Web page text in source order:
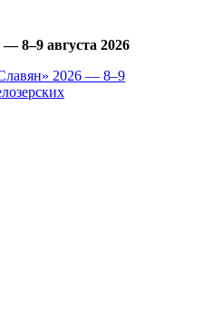
8–9 августа 2026